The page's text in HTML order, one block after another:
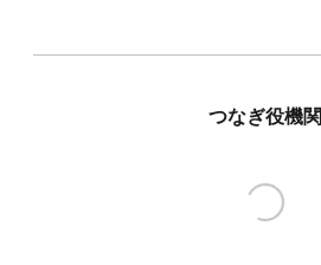
つなぎ役機関